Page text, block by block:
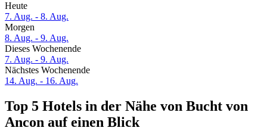
Heute
7. Aug. - 8. Aug.
Morgen
8. Aug. - 9. Aug.
Dieses Wochenende
7. Aug. - 9. Aug.
Nächstes Wochenende
14. Aug. - 16. Aug.
Top 5 Hotels in der Nähe von Bucht von
Ancon auf einen Blick